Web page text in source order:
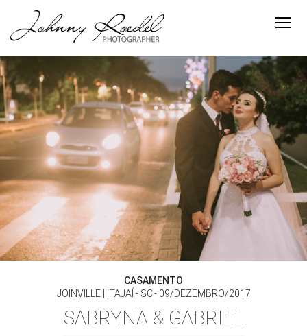
CASAMENTO
JOINVILLE | ITAJAÍ - SC
09/DEZEMBRO/2017
SABRYNA & GABRIEL